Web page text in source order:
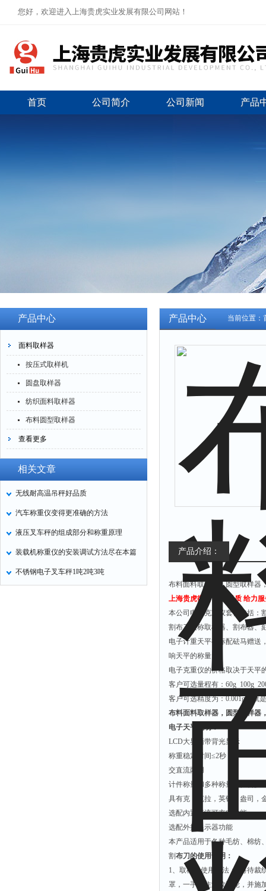
您好，欢迎进入上海贵虎实业发展有限公司网站！
首页 公司简介 公司新闻 产品
产品中心
面料取样器
按压式取样机
圆盘取样器
纺织面料取样器
布料圆型取样器
查看更多
相关文章
无线耐高温吊秤好品质
汽车称重仪变得更准确的方法
液压叉车秤的组成部分和称重原理
装载机称重仪的安装调试方法尽在本篇
不锈钢电子叉车秤1吨2吨3吨
当前位置：
产品中心
产品介绍：
布料面料取样器，圆型取样器
上海贵虎衡器 给力品质 给力
本公司电子克重仪套件包括：
割布刀又称取样器、割布器、
电子计重天平有标配砝马赠送
响天平的称量
电子克重仪的价格取决于天平
客户可选量程有：60g 100g
客户可选精度为：0.001g也就
布料面料取样器，圆型取样器
电子天平说明：
LCD大界面带背光显示
称重稳定时间≤2秒
交直流两用
计件称量和多种称量单位转换
具有克，克拉，英镑，盎司，
选配内置直流可充电功能
选配外接显示器功能
本产品适用于各种毛纺、棉纺
割布刀的使用说明：
1、取样器使用方法：*将待裁
罩，一手握住波纹手轮，并施